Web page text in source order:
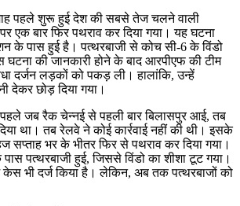
पहले शुरू हुई देश की सबसे तेज चलने वाली
एक बार फिर पथराव कर दिया गया। यह घटना
के पास हुई है। पत्थरबाजी से कोच सी-6 के विंडो
घटना की जानकारी होने के बाद आरपीएफ की टीम
दर्जन लड़कों को पकड़ ली। हालांकि, उन्हें
देकर छोड़ दिया गया।
जब रैक चेन्नई से पहली बार बिलासपुर आई, तब
था। तब रेलवे ने कोई कार्रवाई नहीं की थी। इसके
सप्ताह भर के भीतर फिर से पथराव कर दिया गया।
पत्थरबाजी हुई, जिससे विंडो का शीशा टूट गया।
भी दर्ज किया है। लेकिन, अब तक पत्थरबाजों को